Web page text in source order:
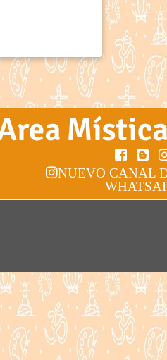
NUEVO CANAL